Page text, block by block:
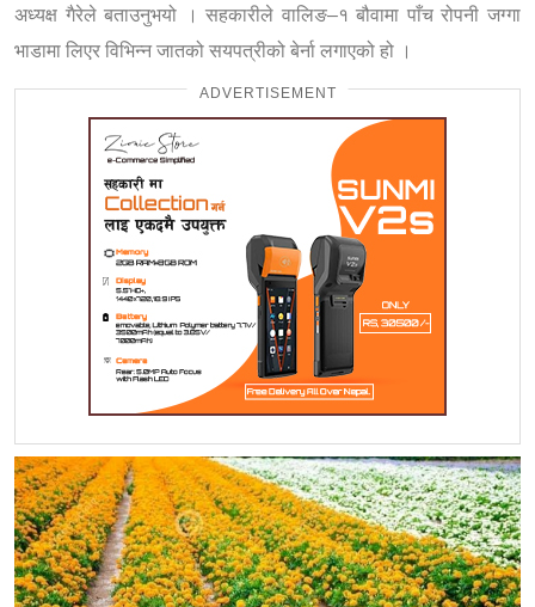
अध्यक्ष गैरेले बताउनुभयो । सहकारीले वालिङ–१ बौवामा पाँच रोपनी जग्गा
भाडामा लिएर विभिन्न जातको सयपत्रीको बेर्ना लगाएको हो ।
ADVERTISEMENT